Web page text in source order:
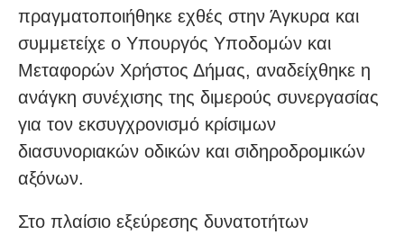
πραγματοποιήθηκε εχθές στην Άγκυρα και
συμμετείχε ο Υπουργός Υποδομών και
Μεταφορών Χρήστος Δήμας, αναδείχθηκε η
ανάγκη συνέχισης της διμερούς συνεργασίας
για τον εκσυγχρονισμό κρίσιμων
διασυνοριακών οδικών και σιδηροδρομικών
αξόνων.
Στο πλαίσιο εξεύρεσης δυνατοτήτων